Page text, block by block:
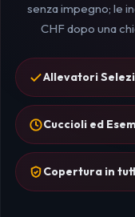
senza impegno; le
CHF dopo una
Allevatori
Cuccioli ed
Copertura in